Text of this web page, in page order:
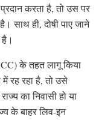
करता है, तो उस पर
साथ ही, दोषी पाए जाने
के तहत लागू किया
रह रहा है, तो उसे
का निवासी हो या
के बाहर लिव-इन